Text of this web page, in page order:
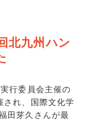
北九州ハン
行委員会主催の
され、国際文化学
田芽久さんが最